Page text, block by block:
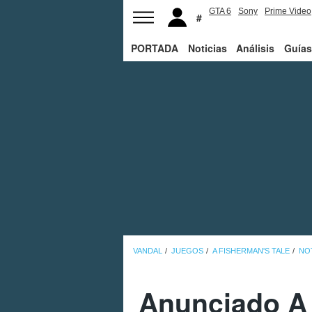
GTA 6 Sony Prime Video
PORTADA Noticias Análisis Guías
VANDAL JUEGOS A FISHERMAN'S TALE
Anunciado